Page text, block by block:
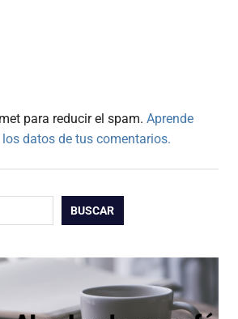
para reducir el spam. Aprende
datos de tus comentarios.
BUSCAR